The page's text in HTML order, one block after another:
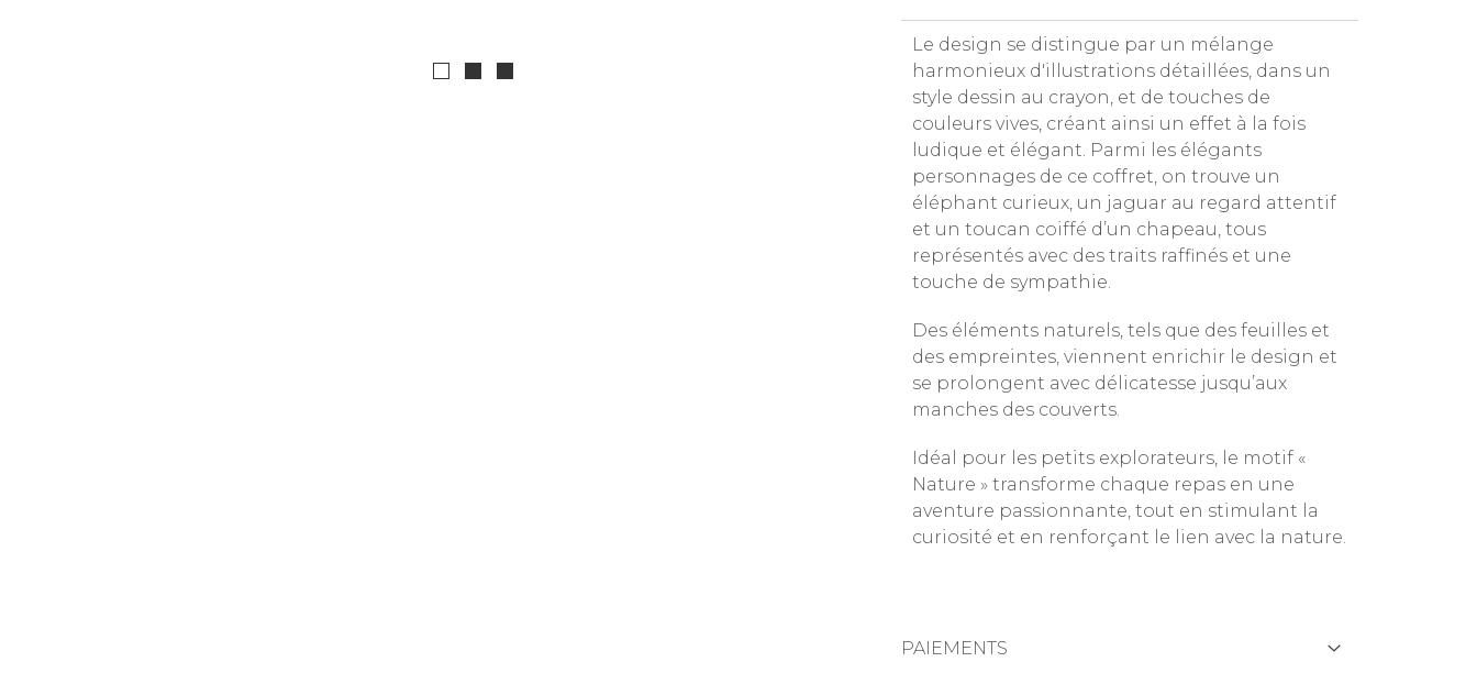
Le design se distingue par un mélange
harmonieux d'illustrations détaillées, dans un
style dessin au crayon, et de touches de
couleurs vives, créant ainsi un effet à la fois
ludique et élégant. Parmi les élégants
personnages de ce coffret, on trouve un
éléphant curieux, un jaguar au regard attentif
et un toucan coiffé d’un chapeau, tous
représentés avec des traits raffinés et une
touche de sympathie.
Des éléments naturels, tels que des feuilles et
des empreintes, viennent enrichir le design et
se prolongent avec délicatesse jusqu’aux
manches des couverts.
Idéal pour les petits explorateurs, le motif «
Nature » transforme chaque repas en une
aventure passionnante, tout en stimulant la
curiosité et en renforçant le lien avec la nature.
PAIEMENTS